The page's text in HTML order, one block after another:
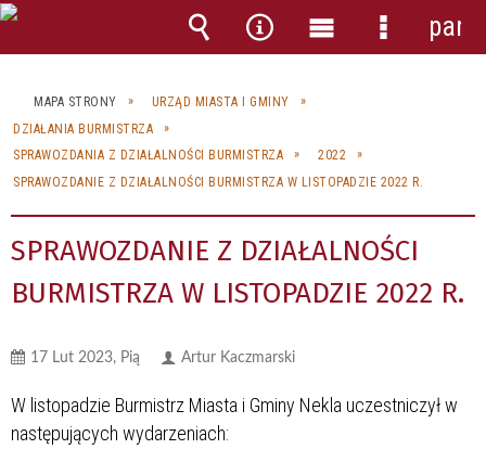
MAPA STRONY
URZĄD MIASTA I GMINY
DZIAŁANIA BURMISTRZA
SPRAWOZDANIA Z DZIAŁALNOŚCI BURMISTRZA
2022
SPRAWOZDANIE Z DZIAŁALNOŚCI BURMISTRZA W LISTOPADZIE 2022 R.
SPRAWOZDANIE Z DZIAŁALNOŚCI
BURMISTRZA W LISTOPADZIE 2022 R.
17 Lut 2023, Pią Artur Kaczmarski
W listopadzie Burmistrz Miasta i Gminy Nekla uczestniczył w
następujących wydarzeniach:
Wyszukiwarka
Narzędzia
Menu
główne
Menu